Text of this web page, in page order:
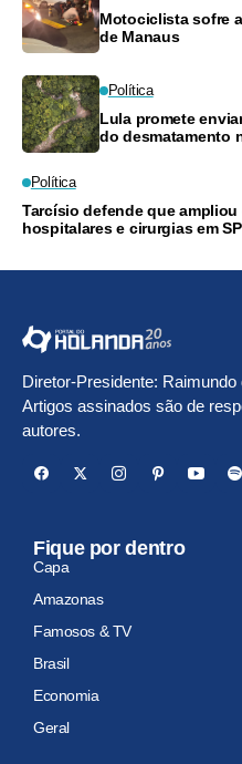
Motociclista sofre
de Manaus
Política
Lula promete
do desmatamento
Política
Tarcísio defende que
hospitalares e cirurgias em SP
Diretor-Presidente: Raimundo
Artigos assinados são de
autores.
Fique por dentro
Capa
Amazonas
Famosos & TV
Brasil
Economia
Geral